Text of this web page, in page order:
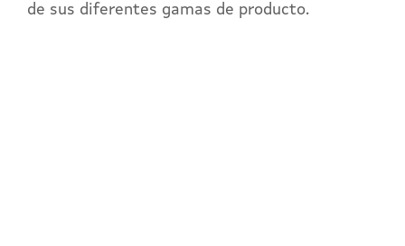
de sus diferentes gamas de producto.